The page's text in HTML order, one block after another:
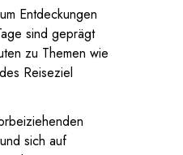
Entdeckungen
sind geprägt
zu Themen wie
Reiseziel
sich auf